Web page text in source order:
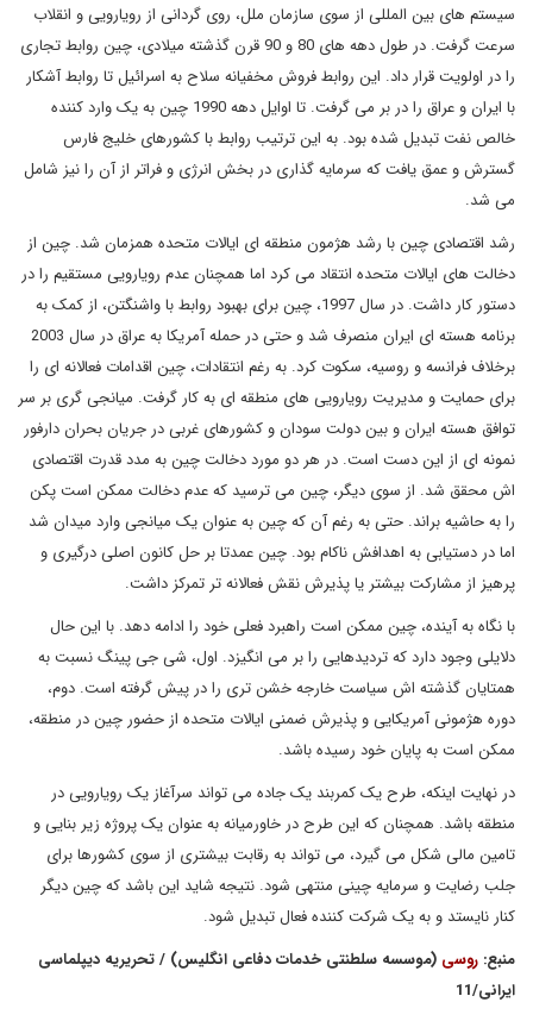
سیستم های بین المللی از سوی سازمان ملل، روی گردانی از رویارویی و انقلاب
سرعت گرفت. در طول دهه های 80 و 90 قرن گذشته میلادی، چین روابط تجاری
را در اولویت قرار داد. این روابط فروش مخفیانه سلاح به اسرائیل تا روابط آشکار
با ایران و عراق را در بر می گرفت. تا اوایل دهه 1990 چین به یک وارد کننده
خالص نفت تبدیل شده بود. به این ترتیب روابط با کشورهای خلیج فارس
گسترش و عمق یافت که سرمایه گذاری در بخش انرژی و فراتر از آن را نیز شامل
می شد.
رشد اقتصادی چین با رشد هژمون منطقه ای ایالات متحده همزمان شد. چین از
دخالت های ایالات متحده انتقاد می کرد اما همچنان عدم رویارویی مستقیم را در
دستور کار داشت. در سال 1997، چین برای بهبود روابط با واشنگتن، از کمک به
برنامه هسته ای ایران منصرف شد و حتی در حمله آمریکا به عراق در سال 2003
برخلاف فرانسه و روسیه، سکوت کرد. به رغم انتقادات، چین اقدامات فعالانه ای را
برای حمایت و مدیریت رویارویی های منطقه ای به کار گرفت. میانجی گری بر سر
توافق هسته ایران و بین دولت سودان و کشورهای غربی در جریان بحران دارفور
نمونه ای از این دست است. در هر دو مورد دخالت چین به مدد قدرت اقتصادی
اش محقق شد. از سوی دیگر، چین می ترسید که عدم دخالت ممکن است پکن
را به حاشیه براند. حتی به رغم آن که چین به عنوان یک میانجی وارد میدان شد
اما در دستیابی به اهدافش ناکام بود. چین عمدتا بر حل کانون اصلی درگیری و
پرهیز از مشارکت بیشتر یا پذیرش نقش فعالانه تر تمرکز داشت.
با نگاه به آینده، چین ممکن است راهبرد فعلی خود را ادامه دهد. با این حال
دلایلی وجود دارد که تردیدهایی را بر می انگیزد. اول، شی جی پینگ نسبت به
همتایان گذشته اش سیاست خارجه خشن تری را در پیش گرفته است. دوم،
دوره هژمونی آمریکایی و پذیرش ضمنی ایالات متحده از حضور چین در منطقه،
ممکن است به پایان خود رسیده باشد.
در نهایت اینکه، طرح یک کمربند یک جاده می تواند سرآغاز یک رویارویی در
منطقه باشد. همچنان که این طرح در خاورمیانه به عنوان یک پروژه زیر بنایی و
تامین مالی شکل می گیرد، می تواند به رقابت بیشتری از سوی کشورها برای
جلب رضایت و سرمایه چینی منتهی شود. نتیجه شاید این باشد که چین دیگر
کنار نایستد و به یک شرکت کننده فعال تبدیل شود.
منبع: روسی (موسسه سلطنتی خدمات دفاعی انگلیس) / تحریریه دیپلماسی
ایرانی/11